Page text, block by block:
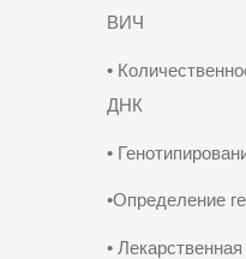
ВИЧ
•
ДНК
•
•Определение
•